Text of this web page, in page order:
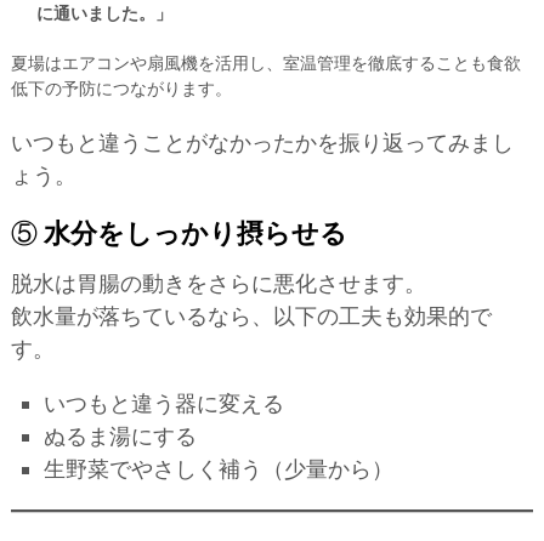
に通いました。」
夏場はエアコンや扇風機を活用し、室温管理を徹底することも食欲
低下の予防につながります。
いつもと違うことがなかったかを振り返ってみまし
ょう。
⑤ 水分をしっかり摂らせる
脱水は胃腸の動きをさらに悪化させます。
飲水量が落ちているなら、以下の工夫も効果的で
す。
いつもと違う器に変える
ぬるま湯にする
生野菜でやさしく補う（少量から）